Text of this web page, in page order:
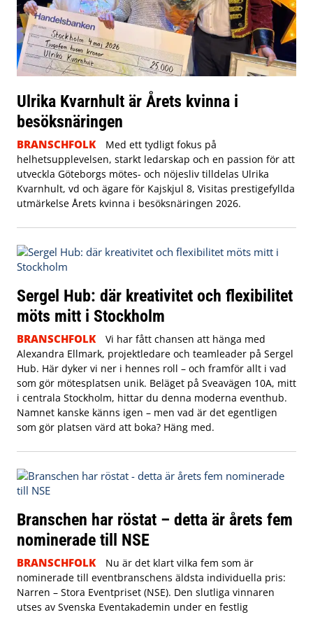
Ulrika Kvarnhult är Årets kvinna i
besöksnäringen
BRANSCHFOLK
Med ett tydligt fokus på
helhetsupplevelsen, starkt ledarskap och en passion för att
utveckla Göteborgs mötes- och nöjesliv tilldelas Ulrika
Kvarnhult, vd och ägare för Kajskjul 8, Visitas prestigefyllda
utmärkelse Årets kvinna i besöksnäringen 2026.
Sergel Hub: där kreativitet och flexibilitet
möts mitt i Stockholm
BRANSCHFOLK
Vi har fått chansen att hänga med
Alexandra Ellmark, projektledare och teamleader på Sergel
Hub. Här dyker vi ner i hennes roll – och framför allt i vad
som gör mötesplatsen unik. Beläget på Sveavägen 10A, mitt
i centrala Stockholm, hittar du denna moderna eventhub.
Namnet kanske känns igen – men vad är det egentligen
som gör platsen värd att boka? Häng med.
Branschen har röstat – detta är årets fem
nominerade till NSE
BRANSCHFOLK
Nu är det klart vilka fem som är
nominerade till eventbranschens äldsta individuella pris:
Narren – Stora Eventpriset (NSE). Den slutliga vinnaren
utses av Svenska Eventakademin under en festlig